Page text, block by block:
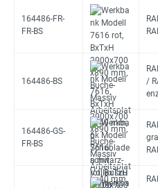
164486-FR-
FR-BS
164486-BS
/
164486-GS-
FR-BS